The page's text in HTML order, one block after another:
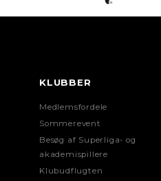
KLUBBER
Medlemsfordele
Sommerevent
Besøg af Superliga- og
akademispillere
Klubudflugten